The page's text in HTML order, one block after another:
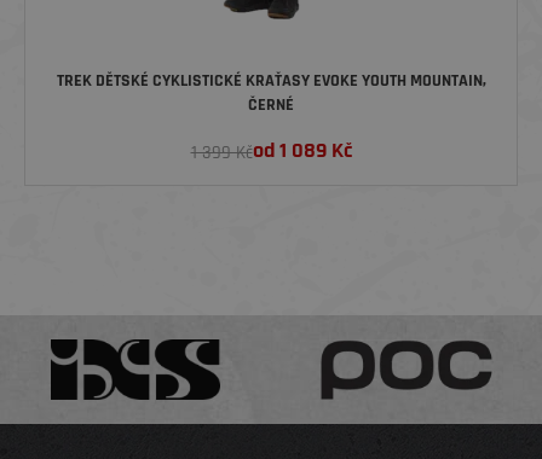
TREK DĚTSKÉ CYKLISTICKÉ KRAŤASY EVOKE YOUTH MOUNTAIN,
ČERNÉ
1 399 Kčod1 089Kč